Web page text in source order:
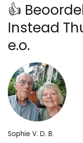
👍
Instead
e.o.
Sophie V. D. B.